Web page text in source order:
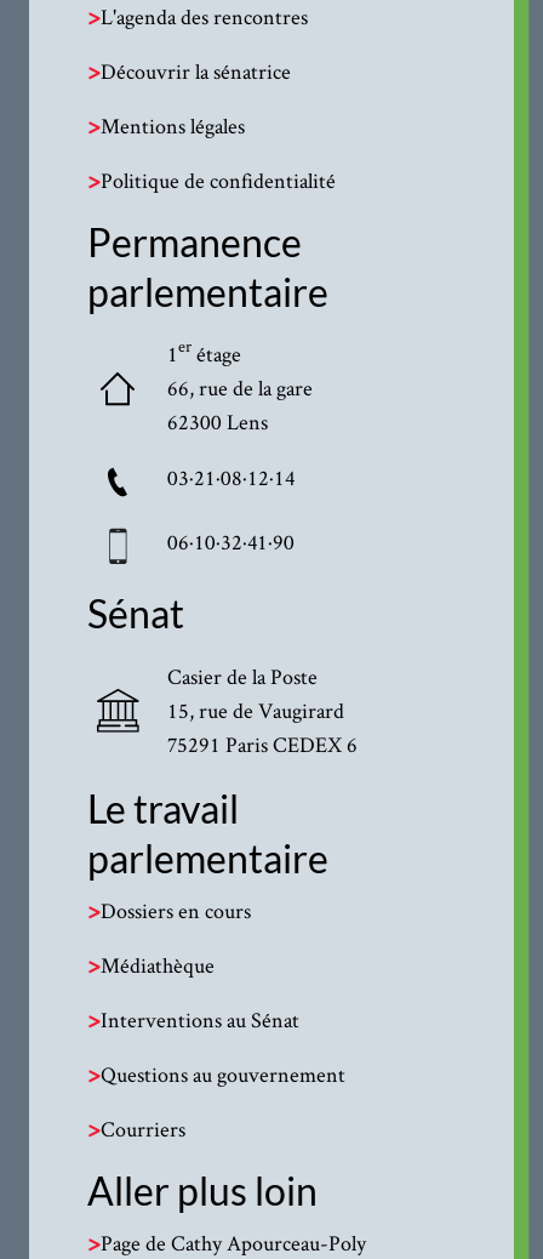
>L'agenda des rencontres
>Découvrir la sénatrice
>Mentions légales
>Politique de confidentialité
Permanence
parlementaire
1erétage
66, rue de la gare
62300 Lens
03·21·08·12·14
06·10·32·41·90
Sénat
Casier de la Poste
15, rue de Vaugirard
75291 Paris CEDEX 6
Le travail
parlementaire
>Dossiers en cours
>Médiathèque
>Interventions au Sénat
>Questions au gouvernement
>Courriers
Aller plus loin
>Page de Cathy Apourceau-Poly